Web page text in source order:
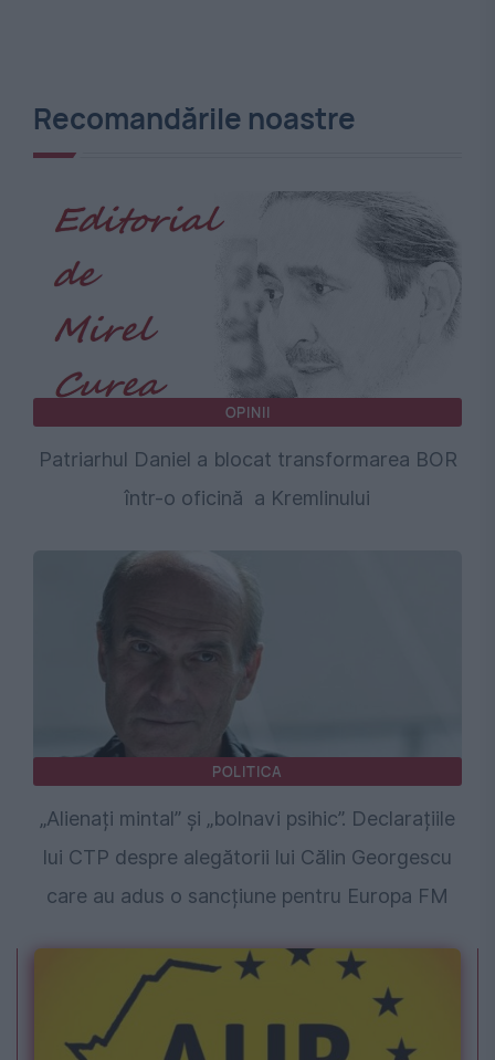
Recomandările noastre
OPINII
Patriarhul Daniel a blocat transformarea BOR
într-o oficină a Kremlinului
POLITICA
„Alienați mintal” și „bolnavi psihic”. Declarațiile
lui CTP despre alegătorii lui Călin Georgescu
care au adus o sancțiune pentru Europa FM